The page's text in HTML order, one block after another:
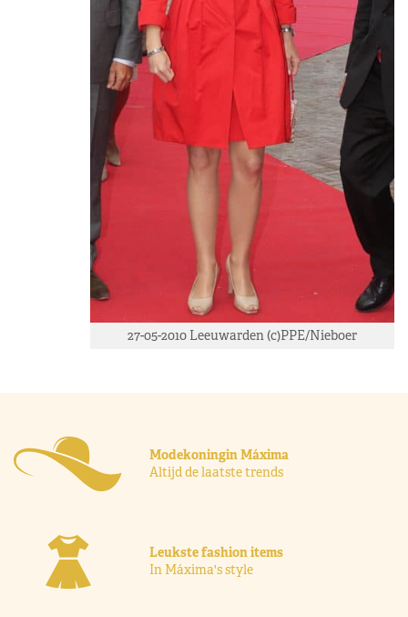
27-05-2010 Leeuwarden (c)PPE/Nieboer
Modekoningin Máxima
Altijd de laatste trends
Leukste fashion items
In Máxima's style